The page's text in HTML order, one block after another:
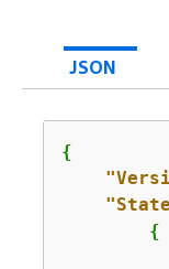
JSON
{
{